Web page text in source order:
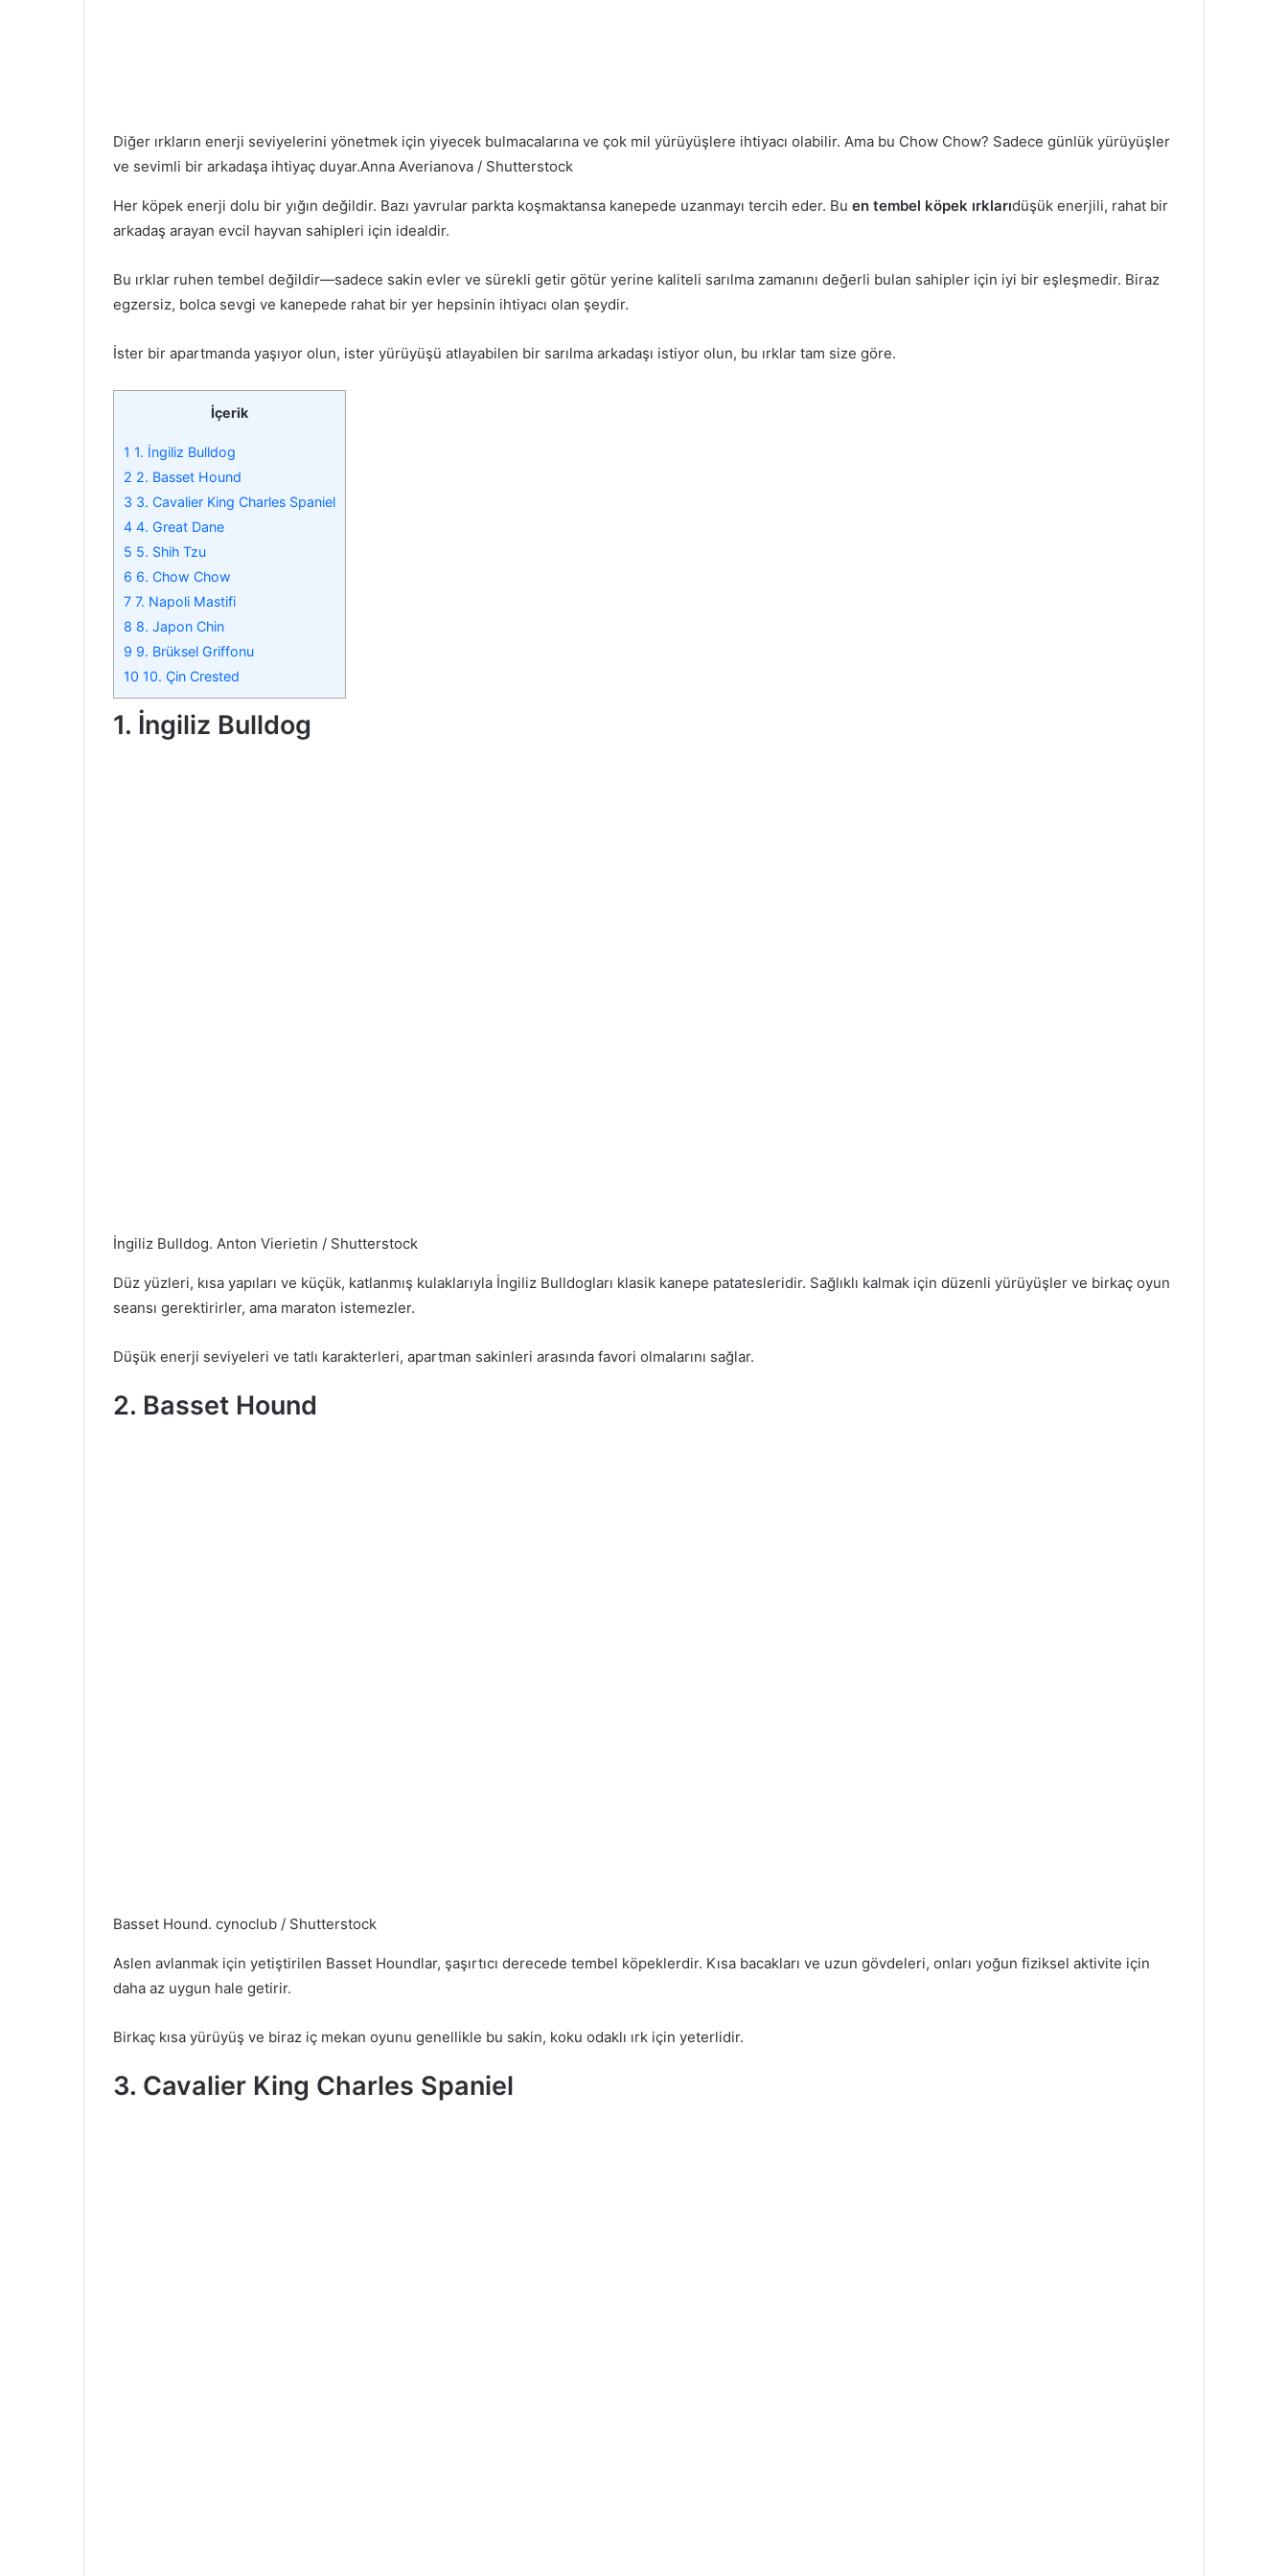
Diğer ırkların enerji seviyelerini yönetmek için yiyecek bulmacalarına ve çok mil yürüyüşlere ihtiyacı olabilir. Ama bu Chow Chow? Sadece günlük yürüyüşler
ve sevimli bir arkadaşa ihtiyaç duyar.Anna Averianova / Shutterstock
Her köpek enerji dolu bir yığın değildir. Bazı yavrular parkta koşmaktansa kanepede uzanmayı tercih eder. Bu en tembel köpek ırklarıdüşük enerjili, rahat bir
arkadaş arayan evcil hayvan sahipleri için idealdir.
Bu ırklar ruhen tembel değildir—sadece sakin evler ve sürekli getir götür yerine kaliteli sarılma zamanını değerli bulan sahipler için iyi bir eşleşmedir. Biraz
egzersiz, bolca sevgi ve kanepede rahat bir yer hepsinin ihtiyacı olan şeydir.
İster bir apartmanda yaşıyor olun, ister yürüyüşü atlayabilen bir sarılma arkadaşı istiyor olun, bu ırklar tam size göre.
İçerik
1 1. İngiliz Bulldog
2 2. Basset Hound
3 3. Cavalier King Charles Spaniel
4 4. Great Dane
5 5. Shih Tzu
6 6. Chow Chow
7 7. Napoli Mastifi
8 8. Japon Chin
9 9. Brüksel Griffonu
10 10. Çin Crested
1. İngiliz Bulldog
İngiliz Bulldog. Anton Vierietin / Shutterstock
Düz yüzleri, kısa yapıları ve küçük, katlanmış kulaklarıyla İngiliz Bulldogları klasik kanepe patatesleridir. Sağlıklı kalmak için düzenli yürüyüşler ve birkaç oyun
seansı gerektirirler, ama maraton istemezler.
Düşük enerji seviyeleri ve tatlı karakterleri, apartman sakinleri arasında favori olmalarını sağlar.
2. Basset Hound
Basset Hound. cynoclub / Shutterstock
Aslen avlanmak için yetiştirilen Basset Houndlar, şaşırtıcı derecede tembel köpeklerdir. Kısa bacakları ve uzun gövdeleri, onları yoğun fiziksel aktivite için
daha az uygun hale getirir.
Birkaç kısa yürüyüş ve biraz iç mekan oyunu genellikle bu sakin, koku odaklı ırk için yeterlidir.
3. Cavalier King Charles Spaniel